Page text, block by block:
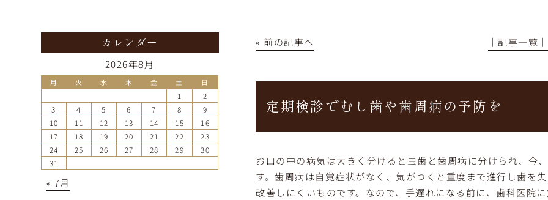
« 前の記事へ │記事一覧│
定期検診でむし歯や歯周病の予防を
お口の中の病気は大きく分けると虫歯と歯周病に分けられ、 今、
す。 歯周病は自覚症状がなく、 気がつくと重度まで進行し歯を
改善しにくいものです。なので、手遅れになる前に、 歯科医院
カレンダー
2026年8月
月 火 水 木 金 土 日
1
2
3
4 5 6 7 8
9
10
11 12 13 14 15
16
17
18 19 20 21 22
23
24
25 26 27 28 29
30
31
« 7月